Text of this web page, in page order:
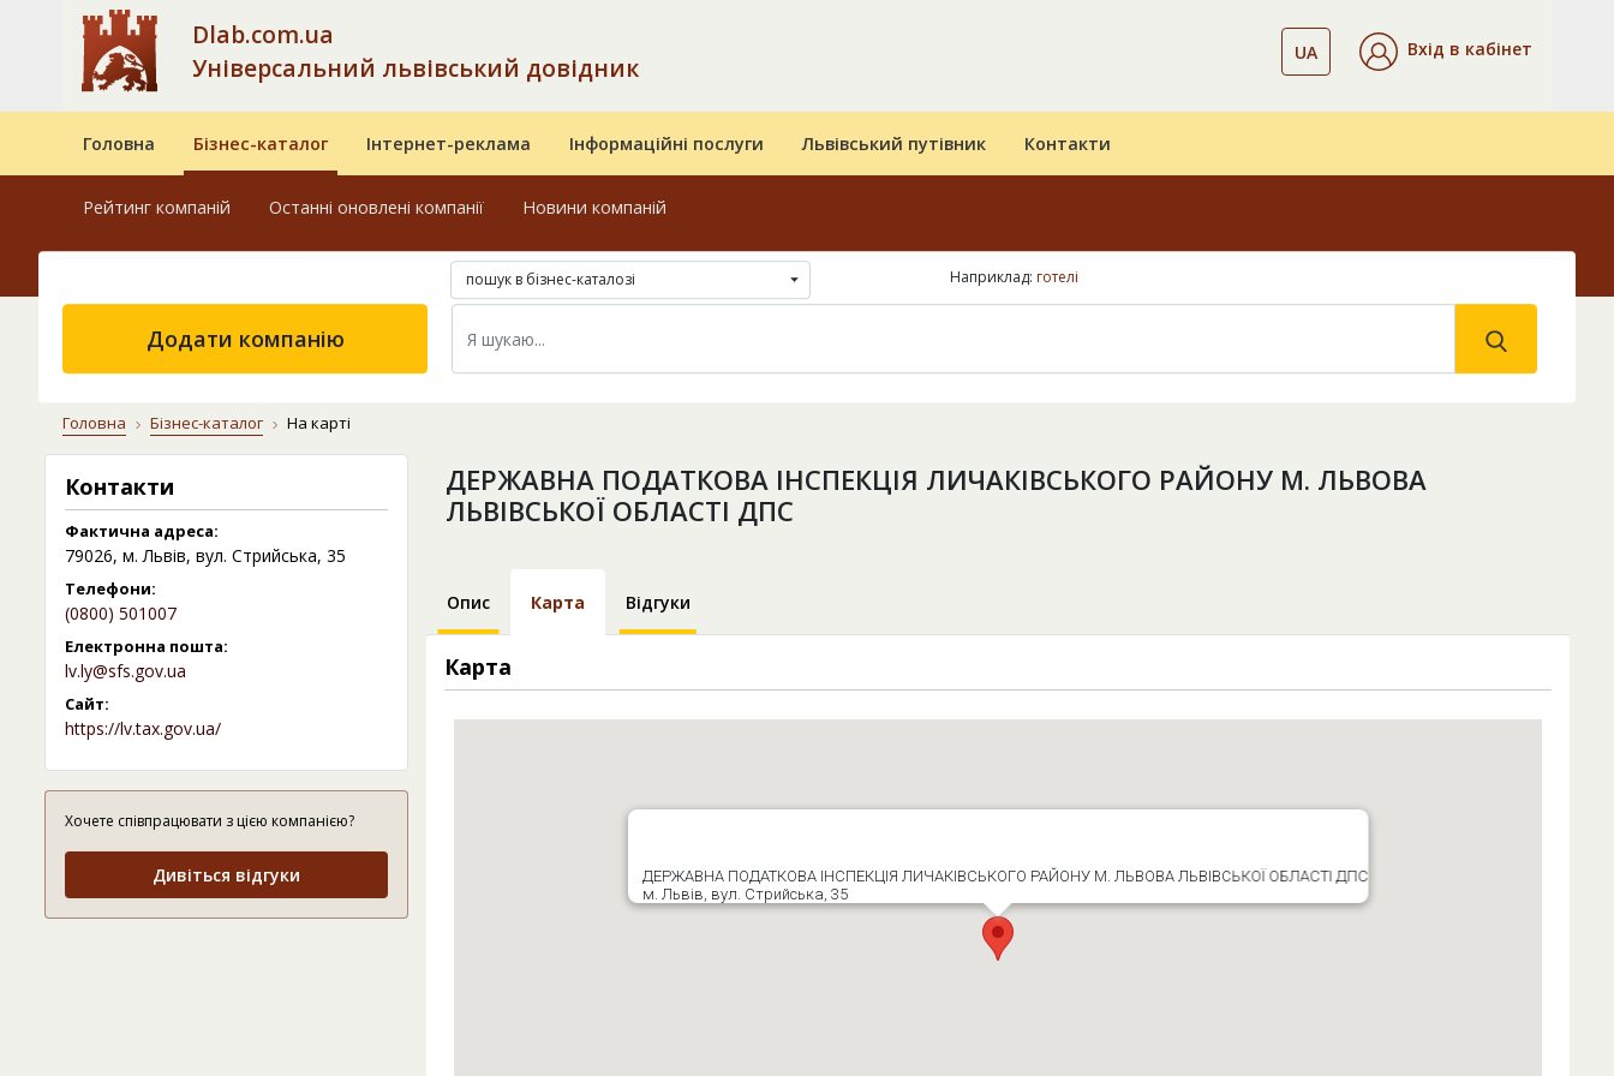
Dlab.com.ua
Універсальний львівський довідник
UA Вхід в кабінет
Головна Бізнес-каталог Інтернет-реклама Інформаційні послуги Львівський путівник Контакти
Рейтинг компаній Останні оновлені компанії Новини компаній
пошук в бізнес-каталозі Наприклад: готелі
Додати компанію
Головна Бізнес-каталог На карті
Контакти
Фактична адреса:
79026, м. Львів, вул. Стрийська, 35
Телефони:
(0800) 501007
Електронна пошта:
lv.ly@sfs.gov.ua
Сайт:
https://lv.tax.gov.ua/
Хочете співпрацювати з цією компанією?
Дивіться відгуки
ДЕРЖАВНА ПОДАТКОВА ІНСПЕКЦІЯ ЛИЧАКІВСЬКОГО РАЙОНУ М. ЛЬВОВА
ЛЬВІВСЬКОЇ ОБЛАСТІ ДПС
Опис Карта Відгуки
Карта
ДЕРЖАВНА ПОДАТКОВА ІНСПЕКЦІЯ ЛИЧАКІВСЬКОГО РАЙОНУ М. ЛЬВОВА ЛЬВІВСЬКОЇ ОБЛАСТІ ДПС
м. Львів, вул. Стрийська, 35